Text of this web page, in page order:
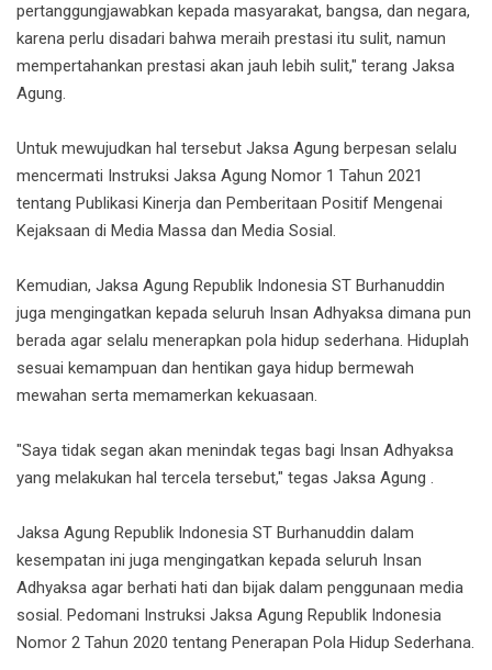
pertanggungjawabkan kepada masyarakat, bangsa, dan negara,
karena perlu disadari bahwa meraih prestasi itu sulit, namun
mempertahankan prestasi akan jauh lebih sulit," terang Jaksa
Agung.
Untuk mewujudkan hal tersebut Jaksa Agung berpesan selalu
mencermati Instruksi Jaksa Agung Nomor 1 Tahun 2021
tentang Publikasi Kinerja dan Pemberitaan Positif Mengenai
Kejaksaan di Media Massa dan Media Sosial.
Kemudian, Jaksa Agung Republik Indonesia ST Burhanuddin
juga mengingatkan kepada seluruh Insan Adhyaksa dimana pun
berada agar selalu menerapkan pola hidup sederhana. Hiduplah
sesuai kemampuan dan hentikan gaya hidup bermewah
mewahan serta memamerkan kekuasaan.
"Saya tidak segan akan menindak tegas bagi Insan Adhyaksa
yang melakukan hal tercela tersebut," tegas Jaksa Agung .
Jaksa Agung Republik Indonesia ST Burhanuddin dalam
kesempatan ini juga mengingatkan kepada seluruh Insan
Adhyaksa agar berhati hati dan bijak dalam penggunaan media
sosial. Pedomani Instruksi Jaksa Agung Republik Indonesia
Nomor 2 Tahun 2020 tentang Penerapan Pola Hidup Sederhana.